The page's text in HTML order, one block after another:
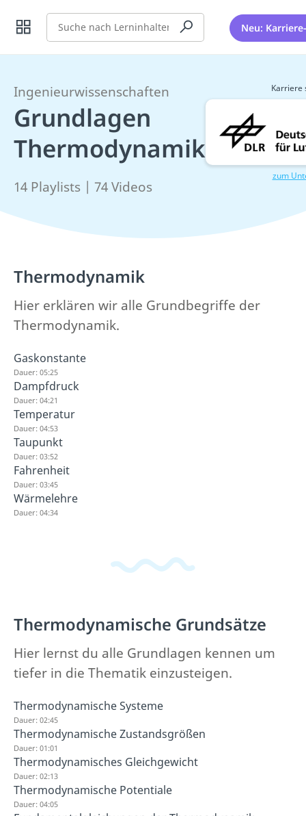
Suche Neu:
Ingenieurwissenschaften
Grundlagen
Thermodynamik
14 Playlists | 74 Videos
Karriere
zum
Thermodynamik
Hier erklären wir alle Grundbegriffe der
Thermodynamik.
Gaskonstante
Dauer: 05:25
Dampfdruck
Dauer: 04:21
Temperatur
Dauer: 04:53
Taupunkt
Dauer: 03:52
Fahrenheit
Dauer: 03:45
Wärmelehre
Dauer: 04:34
Thermodynamische Grundsätze
Hier lernst du alle Grundlagen kennen um
tiefer in die Thematik einzusteigen.
Thermodynamische Systeme
Dauer: 02:45
Thermodynamische Zustandsgrößen
Dauer: 01:01
Thermodynamisches Gleichgewicht
Dauer: 02:13
Thermodynamische Potentiale
Dauer: 04:05